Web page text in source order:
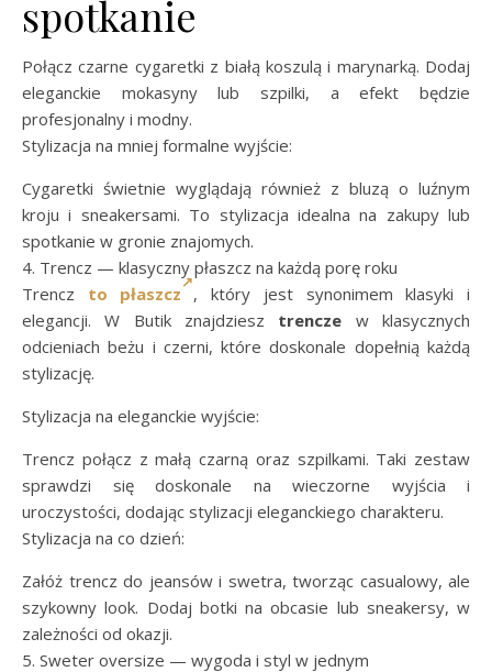
spotkanie
Połącz czarne cygaretki z białą koszulą i marynarką. Dodaj
eleganckie mokasyny lub szpilki, a efekt będzie
profesjonalny i modny.
Stylizacja na mniej formalne wyjście:
Cygaretki świetnie wyglądają również z bluzą o luźnym
kroju i sneakersami. To stylizacja idealna na zakupy lub
spotkanie w gronie znajomych.
4. Trencz — klasyczny płaszcz na każdą porę roku
Trencz to płaszcz
, który jest synonimem klasyki i
elegancji. W Butik znajdziesz trencze w klasycznych
odcieniach beżu i czerni, które doskonale dopełnią każdą
stylizację.
Stylizacja na eleganckie wyjście:
Trencz połącz z małą czarną oraz szpilkami. Taki zestaw
sprawdzi się doskonale na wieczorne wyjścia i
uroczystości, dodając stylizacji eleganckiego charakteru.
Stylizacja na co dzień:
Załóż trencz do jeansów i swetra, tworząc casualowy, ale
szykowny look. Dodaj botki na obcasie lub sneakersy, w
zależności od okazji.
5. Sweter oversize — wygoda i styl w jednym